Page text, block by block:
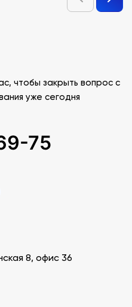
чтобы закрыть вопрос с
уже сегодня
75
8, офис 36